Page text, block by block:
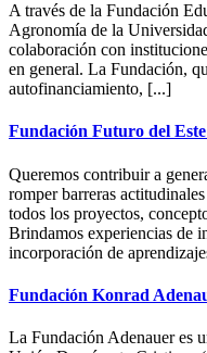
A través de la Fundación
Agronomía de la
colaboración con
en general. La Fundación,
autofinanciamiento, [...]
Fundación Futuro del
Queremos contribuir a
romper barreras
todos los proyectos,
Brindamos experiencias de
incorporación de
Fundación Konrad
La Fundación Adenauer es